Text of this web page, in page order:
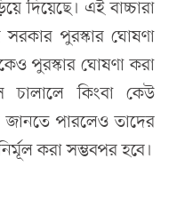
দিয়েছে। এই বাচ্চারা
পুরস্কার ঘোষণা
পুরস্কার ঘোষণা করা
কিংবা কেউ
পারলেও তাদের
করা সম্ভবপর হবে।